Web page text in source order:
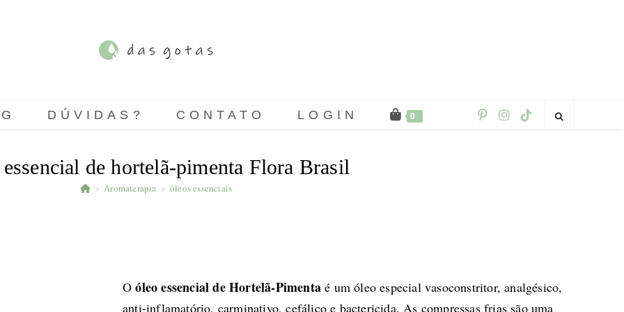
DÚVIDAS? CONTATO LOGIN 0
de hortelã-pimenta Flora Brasil
> Aromaterapia > óleos essenciais
Oóleo essencial de Hortelã-Pimenta é um óleo especial vasoconstritor, analgésico,
anti-inflamatório, carminativo, cefálico e bactericida. As compressas frias são uma